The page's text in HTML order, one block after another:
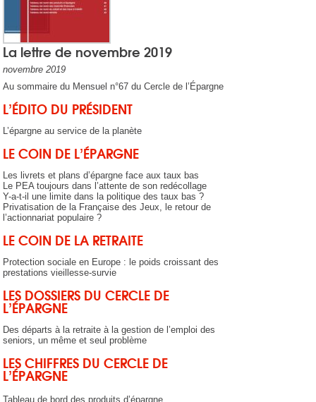
La lettre de novembre 2019
novembre 2019
Au sommaire du Mensuel n°67 du Cercle de l’Épargne
L’ÉDITO DU PRÉSIDENT
L’épargne au service de la planète
LE COIN DE L’ÉPARGNE
Les livrets et plans d’épargne face aux taux bas
Le PEA toujours dans l’attente de son redécollage
Y-a-t-il une limite dans la politique des taux bas ?
Privatisation de la Française des Jeux, le retour de
l’actionnariat populaire ?
LE COIN DE LA RETRAITE
Protection sociale en Europe : le poids croissant des
prestations vieillesse-survie
LES DOSSIERS DU CERCLE DE
L’ÉPARGNE
Des départs à la retraite à la gestion de l’emploi des
seniors, un même et seul problème
LES CHIFFRES DU CERCLE DE
L’ÉPARGNE
Tableau de bord des produits d’épargne